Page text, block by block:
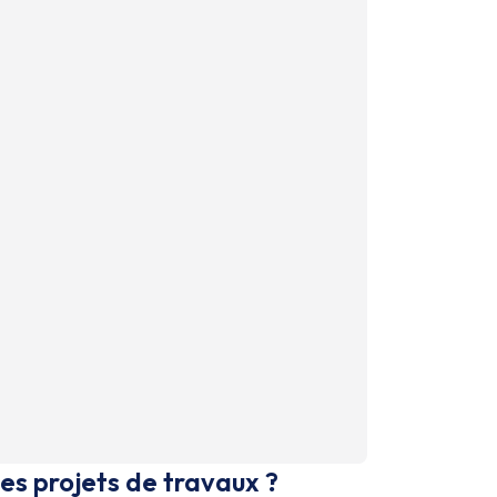
projets de travaux ?